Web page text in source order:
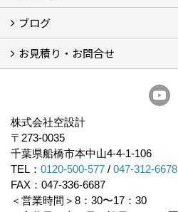
経営理念／ご挨拶
会社概要
メディア掲載
リフォーム産業新聞掲載
表彰
スタッフ紹介
アクセス
不動産探し
プライバシーポリシー
ブログ
いちかわ新聞連載コラム
人生の歩き方
空設計通信
まもりとそなえ
豆知識
お見積り・お問合せ
耐震省エネ補助金無料相談会
株式会社空設計
〒273-0035
千葉県船橋市本中山4-4-1-106
TEL： 0120-500-577 / 047-312-6678
FAX：047-336-6687
＜営業時間＞8：30〜17：30